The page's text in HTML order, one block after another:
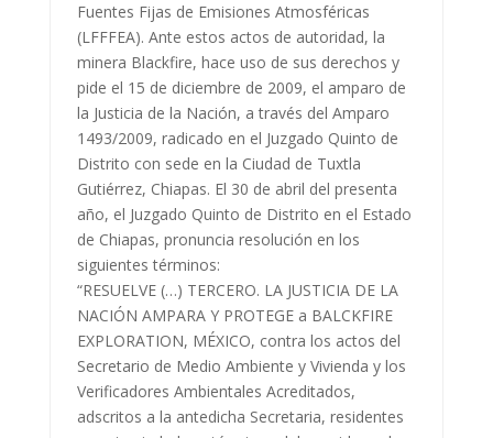
Fuentes Fijas de Emisiones Atmosféricas
(LFFFEA). Ante estos actos de autoridad, la
minera Blackfire, hace uso de sus derechos y
pide el 15 de diciembre de 2009, el amparo de
la Justicia de la Nación, a través del Amparo
1493/2009, radicado en el Juzgado Quinto de
Distrito con sede en la Ciudad de Tuxtla
Gutiérrez, Chiapas. El 30 de abril del presenta
año, el Juzgado Quinto de Distrito en el Estado
de Chiapas, pronuncia resolución en los
siguientes términos:
“RESUELVE (…) TERCERO. LA JUSTICIA DE LA
NACIÓN AMPARA Y PROTEGE a BALCKFIRE
EXPLORATION, MÉXICO, contra los actos del
Secretario de Medio Ambiente y Vivienda y los
Verificadores Ambientales Acreditados,
adscritos a la antedicha Secretaria, residentes